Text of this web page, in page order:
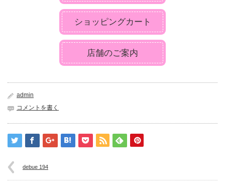
ショッピングカート
店舗のご案内
admin
コメントを書く
debue 194